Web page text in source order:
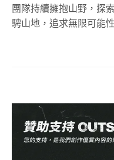
團隊持續擁抱山野，探
騁山地，追求無限可能